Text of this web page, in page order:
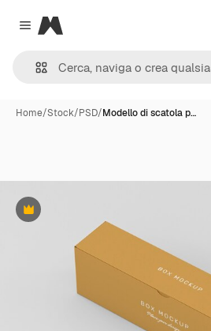
Close menu
Magnific
Home/Stock/PSD/Modello di scatola p…
Premium